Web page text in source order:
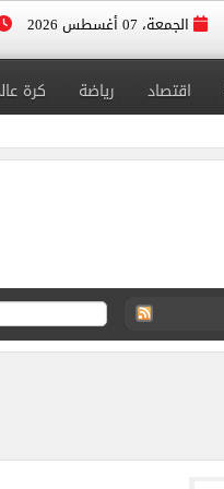
الجمعة، 07 أغسطس 2026
اقتصاد رياضة كرة